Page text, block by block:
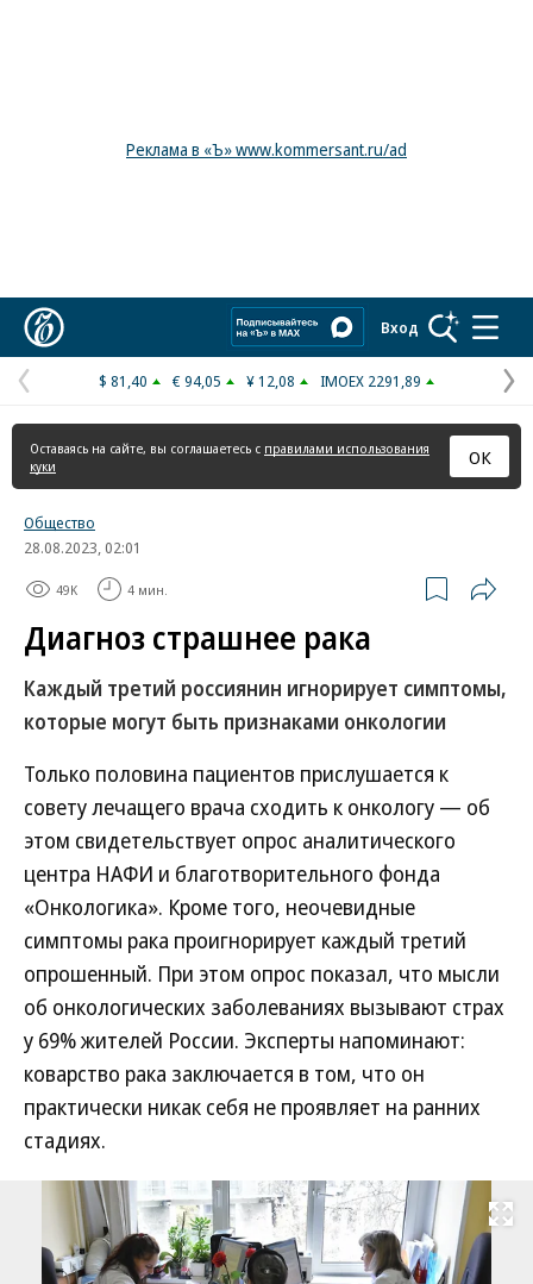
Реклама в «Ъ» www.kommersant.ru/ad
Вход
Предыдущая
страница
$ 81,40 € 94,05 ¥ 12,08 IMOEX 2291,89
Оставаясь на сайте, вы соглашаетесь с правилами использования
куки
ОК
Общество
28.08.2023, 02:01
49K 4 мин.
Диагноз страшнее рака
Каждый третий россиянин игнорирует симптомы,
которые могут быть признаками онкологии
Только половина пациентов прислушается к
совету лечащего врача сходить к онкологу — об
этом свидетельствует опрос аналитического
центра НАФИ и благотворительного фонда
«Онкологика». Кроме того, неочевидные
симптомы рака проигнорирует каждый третий
опрошенный. При этом опрос показал, что мысли
об онкологических заболеваниях вызывают страх
у 69% жителей России. Эксперты напоминают:
коварство рака заключается в том, что он
практически никак себя не проявляет на ранних
стадиях.
Развернуть